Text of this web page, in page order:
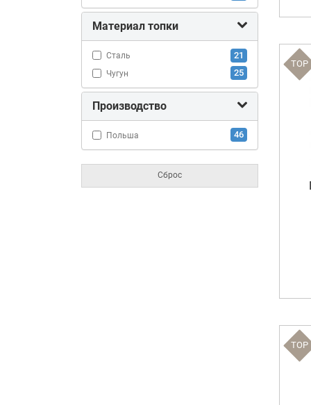
Материал топки
Сталь 21
Чугун 25
Производство
Польша 46
Сброс
TOP
TOP